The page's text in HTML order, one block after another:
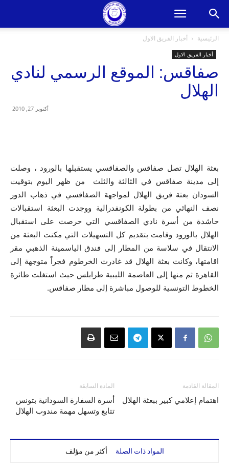
الرئيسية أخبار الفريق الاول
أخبار الفريق الاول
صفاقس: الموقع الرسمي لنادي
الهلال
أكتوبر 27, 2010
بعثة الهلال تصل صفاقس والصفاقسي يستقبلها بالورود ، وصلت
إلى مدينة صفاقس في الثالثة والثلث من ظهر اليوم بتوقيت
السودان بعثة فريق الهلال لمواجهة الصفاقسي في ذهاب الدور
نصف النهائي من بطولة الكونفدرالية ووجدت البعثة استقبالات
حاشدة من أسرة نادي الصفاقسي التي حرصت على استقبال
الهلال بالورود وقامت بتقديم كل التسهيلات التي مكنت البعثة من
الانتقال في سلاسة من المطار إلى فندق الياسمينة الذهبي مقر
اقامتها، وكانت بعثة الهلال قد غادرت الخرطوم فجراً متوجهة إلى
القاهرة ثم منها إلى العاصمة الليبية طرابلس حيث استغلت طائرة
الخطوط التونسية للوصول مباشرة إلى مطار صفاقس.
المادة السابقة
أسرة السفارة السودانية بتونس
تتابع وتسهل مهمة مندوب الهلال
المقالة القادمة
اهتمام إعلامي كبير ببعثة الهلال
المواد ذات الصلة أكثر من مؤلف